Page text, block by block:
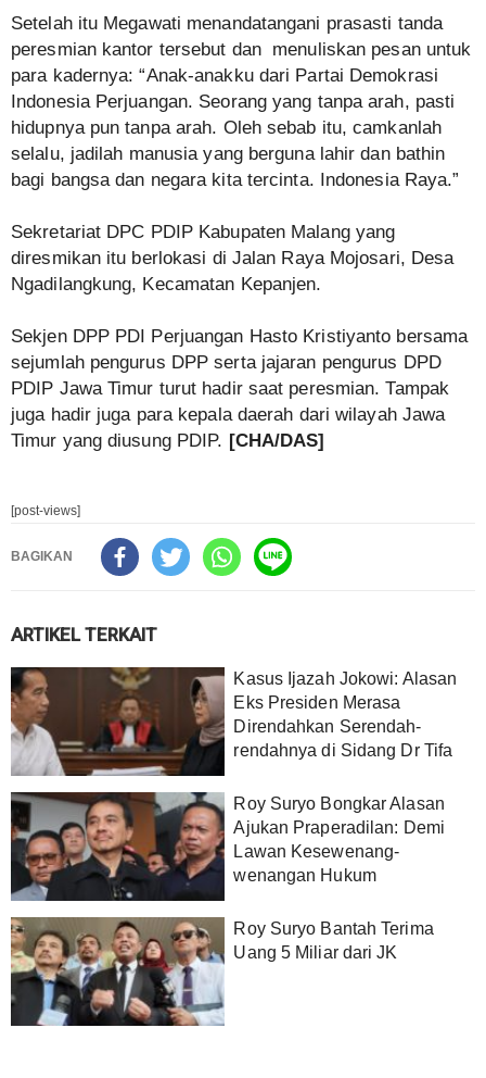
Setelah itu Megawati menandatangani prasasti tanda
peresmian kantor tersebut dan menuliskan pesan untuk
para kadernya: “Anak-anakku dari Partai Demokrasi
Indonesia Perjuangan. Seorang yang tanpa arah, pasti
hidupnya pun tanpa arah. Oleh sebab itu, camkanlah
selalu, jadilah manusia yang berguna lahir dan bathin
bagi bangsa dan negara kita tercinta. Indonesia Raya.”
Sekretariat DPC PDIP Kabupaten Malang yang
diresmikan itu berlokasi di Jalan Raya Mojosari, Desa
Ngadilangkung, Kecamatan Kepanjen.
Sekjen DPP PDI Perjuangan Hasto Kristiyanto bersama
sejumlah pengurus DPP serta jajaran pengurus DPD
PDIP Jawa Timur turut hadir saat peresmian. Tampak
juga hadir juga para kepala daerah dari wilayah Jawa
Timur yang diusung PDIP. [CHA/DAS]
[post-views]
BAGIKAN
ARTIKEL TERKAIT
Kasus Ijazah Jokowi: Alasan
Eks Presiden Merasa
Direndahkan Serendah-
rendahnya di Sidang Dr Tifa
Roy Suryo Bongkar Alasan
Ajukan Praperadilan: Demi
Lawan Kesewenang-
wenangan Hukum
Roy Suryo Bantah Terima
Uang 5 Miliar dari JK